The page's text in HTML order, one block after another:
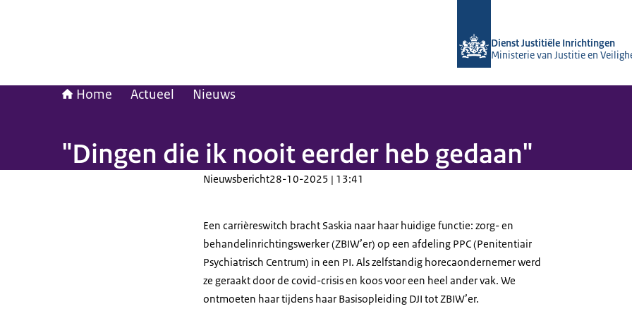
Dienst Justitiële Inrichtingen
Ministerie van Justitie en
Home Actueel Nieuws
"Dingen die ik nooit eerder heb gedaan"
Nieuwsbericht28-10-2025 | 13:41
Een carrièreswitch bracht Saskia naar haar huidige functie: zorg- en
behandelinrichtingswerker (ZBIW’er) op een afdeling PPC (Penitentiair
Psychiatrisch Centrum) in een PI. Als zelfstandig horecaondernemer werd
ze geraakt door de covid-crisis en koos voor een heel ander vak. We
ontmoeten haar tijdens haar Basisopleiding DJI tot ZBIW’er.